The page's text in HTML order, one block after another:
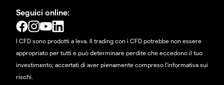
Seguici online:
I CFD sono prodotti a leva. Il trading con i CFD potrebbe non essere
appropriato per tutti e può determinare perdite che eccedono il tuo
investimento; accertati di aver pienamente compreso l'informativa sui
rischi.